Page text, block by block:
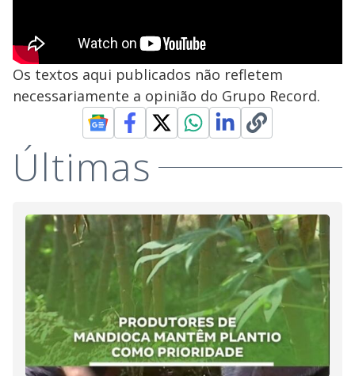
Os textos aqui publicados não refletem
necessariamente a opinião do Grupo Record.
Últimas